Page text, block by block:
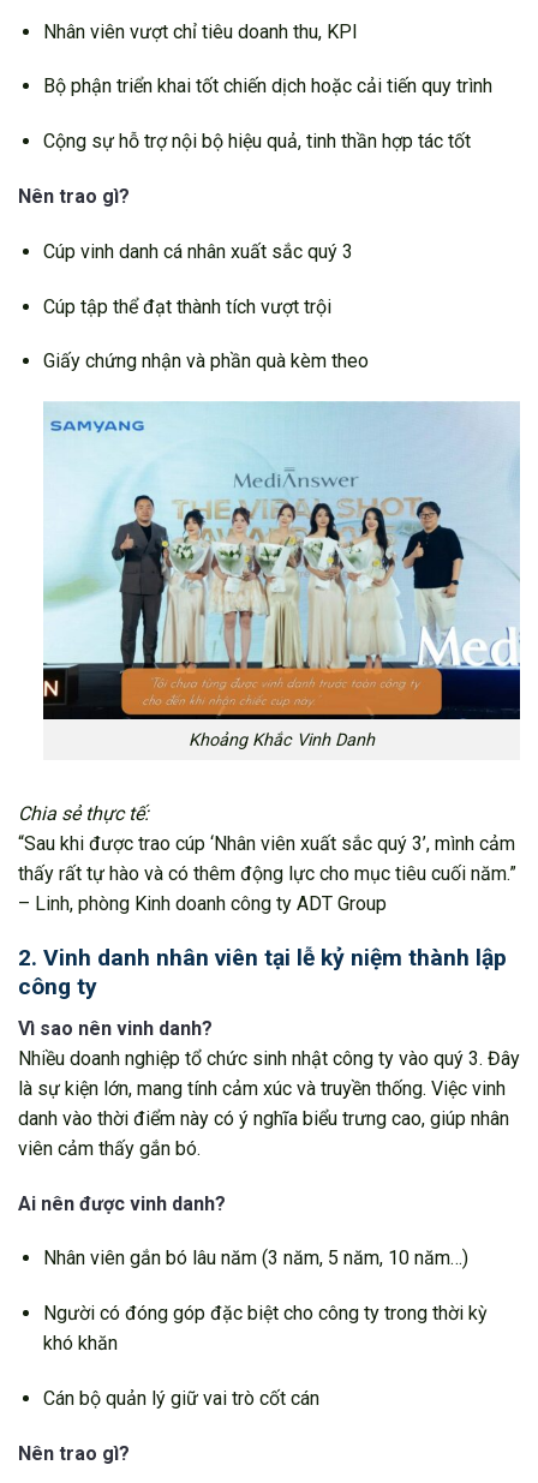
Nhân viên vượt chỉ tiêu doanh thu, KPI
Bộ phận triển khai tốt chiến dịch hoặc cải tiến quy trình
Cộng sự hỗ trợ nội bộ hiệu quả, tinh thần hợp tác tốt
Nên trao gì?
Cúp vinh danh cá nhân xuất sắc quý 3
Cúp tập thể đạt thành tích vượt trội
Giấy chứng nhận và phần quà kèm theo
Khoảng Khắc Vinh Danh
Chia sẻ thực tế:
“Sau khi được trao cúp ‘Nhân viên xuất sắc quý 3’, mình cảm
thấy rất tự hào và có thêm động lực cho mục tiêu cuối năm.”
– Linh, phòng Kinh doanh công ty ADT Group
2. Vinh danh nhân viên tại lễ kỷ niệm thành lập
công ty
Vì sao nên vinh danh?
Nhiều doanh nghiệp tổ chức sinh nhật công ty vào quý 3. Đây
là sự kiện lớn, mang tính cảm xúc và truyền thống. Việc vinh
danh vào thời điểm này có ý nghĩa biểu trưng cao, giúp nhân
viên cảm thấy gắn bó.
Ai nên được vinh danh?
Nhân viên gắn bó lâu năm (3 năm, 5 năm, 10 năm…)
Người có đóng góp đặc biệt cho công ty trong thời kỳ
khó khăn
Cán bộ quản lý giữ vai trò cốt cán
Nên trao gì?